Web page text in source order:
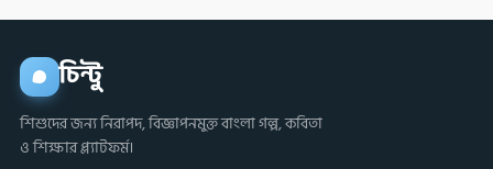
চিন্টু
শিশুদের জন্য নিরাপদ, বিজ্ঞাপনমুক্ত বাংলা গল্প, কবিতা
ও শিক্ষার প্ল্যাটফর্ম।